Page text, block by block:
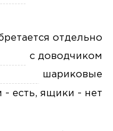
отдельно
с доводчиком
шариковые
- есть, ящики - нет